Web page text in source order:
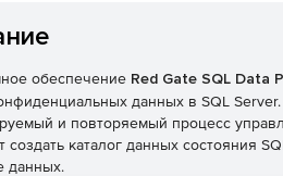
обеспечение Red Gate SQL Data
данных в SQL
и повторяемый процесс
создать каталог данных состояния
данных.